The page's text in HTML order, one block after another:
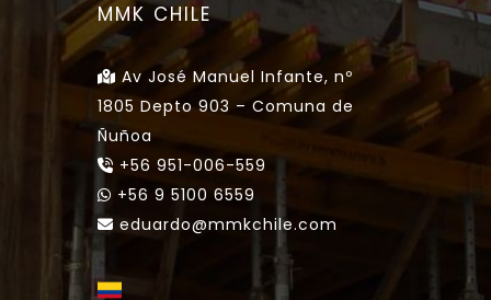
MMK CHILE
Av José Manuel Infante, nº
1805 Depto 903 – Comuna de
Ñuñoa
+56 951-006-559
+56 9 5100 6559
eduardo@mmkchile.com